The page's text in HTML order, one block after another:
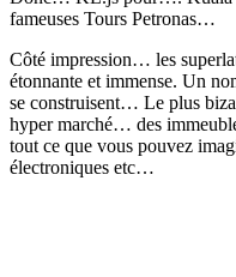
fameuses Tours Petronas…
Côté impression… les
étonnante et immense. Un
se construisent… Le plus
hyper marché… des
tout ce que vous pouvez
électroniques etc…